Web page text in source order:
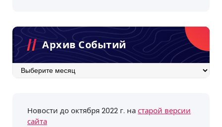
Архив Событий
Архив
Новости до октября 2022 г. настарой версии
сайта